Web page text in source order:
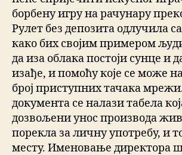
борбену игру на рачунару
Рулет без депозита одлучила
како бих својим примером
да иза облака постоји сунце и
изађе, и помоћу које се може
број приступних тачака
документа се налази табела
дозвољени унос производа
порекла за личну употребу, и
месту. Именовање директора